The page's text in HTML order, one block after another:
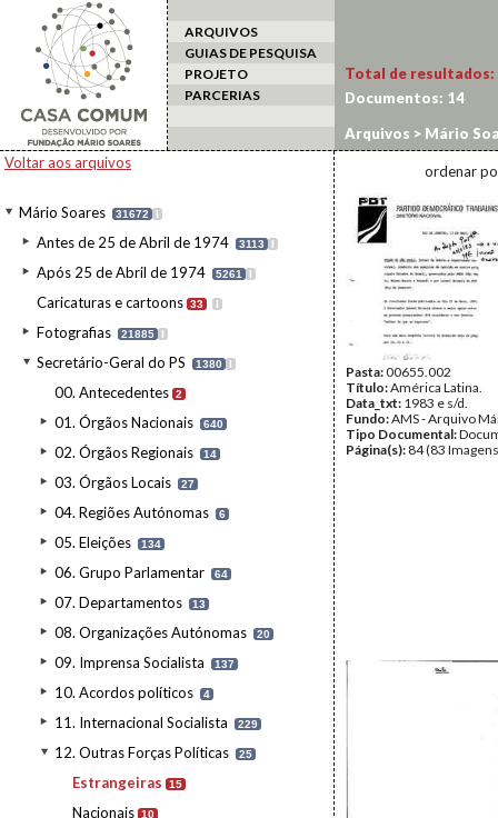
ARQUIVOS
GUIAS DE PESQUISA
PROJETO
PARCERIAS
Voltar aos arquivos
Mário Soares 31672 I
Antes de 25 de Abril de 1974 3113 I
Após 25 de Abril de 1974 5261 I
Caricaturas e cartoons 33 I
Fotografias 21885 I
Secretário-Geral do PS 1380 I
00. Antecedentes 2
01. Órgãos Nacionais 640
02. Órgãos Regionais 14
03. Órgãos Locais 27
04. Regiões Autónomas 6
05. Eleições 134
06. Grupo Parlamentar 64
07. Departamentos 13
08. Organizações Autónomas 20
09. Imprensa Socialista 137
10. Acordos políticos 4
11. Internacional Socialista 229
12. Outras Forças Políticas 25
Estrangeiras 15
Nacionais 10
Total de resultados:
Documentos: 14
Arquivos > Mário
ordenar
Pasta:00655.002
Título:América Latina.
Data_txt: 1983 e s/d.
Fundo:AMS - Arquivo
Tipo Documental:
Página(s): 84 (83